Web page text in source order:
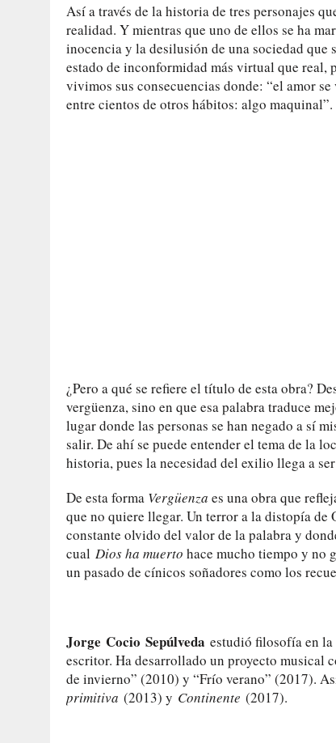
Así a través de la historia de tres personajes
realidad. Y mientras que uno de ellos se ha
inocencia y la desilusión de una sociedad que
estado de inconformidad más virtual que real,
vivimos sus consecuencias donde: “el amor
entre cientos de otros hábitos: algo maquinal”.
¿Pero a qué se refiere el título de esta obra?
vergüenza, sino en que esa palabra traduce
lugar donde las personas se han negado a sí
salir. De ahí se puede entender el tema de la
historia, pues la necesidad del exilio llega a
De esta forma Vergüenza es una obra que
que no quiere llegar. Un terror a la distopía de
constante olvido del valor de la palabra y
cual Dios ha muerto hace mucho tiempo y no
un pasado de cínicos soñadores como los
Jorge Cocio Sepúlveda estudió filosofía en la
escritor. Ha desarrollado un proyecto musical
de invierno” (2010) y “Frío verano” (2017).
primitiva (2013) y Continente (2017).